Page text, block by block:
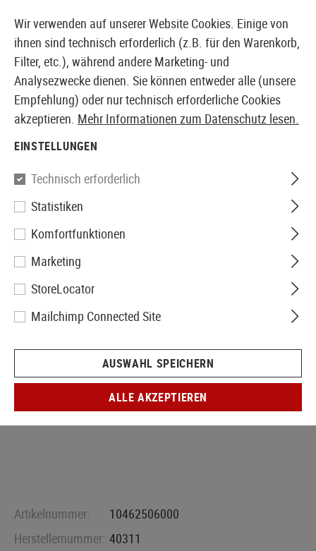
EUROPÄISCHER AIRSOFT SHOP & GROßHÄNDLER
SwissEye
Skyray
Artikelnummer:
10462506000
Herstellernummer: 40311
Wir verwenden auf unserer Website Cookies. Einige von
ihnen sind technisch erforderlich (z.B. für den Warenkorb,
Filter, etc.), während andere Marketing- und
Analysezwecke dienen. Sie können entweder alle (unsere
Empfehlung) oder nur technisch erforderliche Cookies
akzeptieren. Mehr Informationen zum Datenschutz lesen.
EINSTELLUNGEN
Technisch erforderlich
Statistiken
Komfortfunktionen
Marketing
StoreLocator
Mailchimp Connected Site
AUSWAHL SPEICHERN
ALLE AKZEPTIEREN